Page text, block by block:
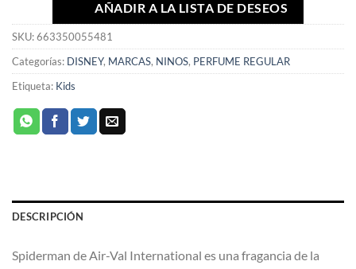
AÑADIR A LA LISTA DE DESEOS
SKU:663350055481
Categorías: DISNEY, MARCAS, NINOS, PERFUME REGULAR
Etiqueta: Kids
DESCRIPCIÓN
Spiderman de Air-Val International es una fragancia de la